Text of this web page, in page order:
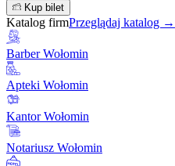
Kup bilet
Katalog firmPrzeglądaj katalog →
Barber Wołomin
Apteki Wołomin
Kantor Wołomin
Notariusz Wołomin